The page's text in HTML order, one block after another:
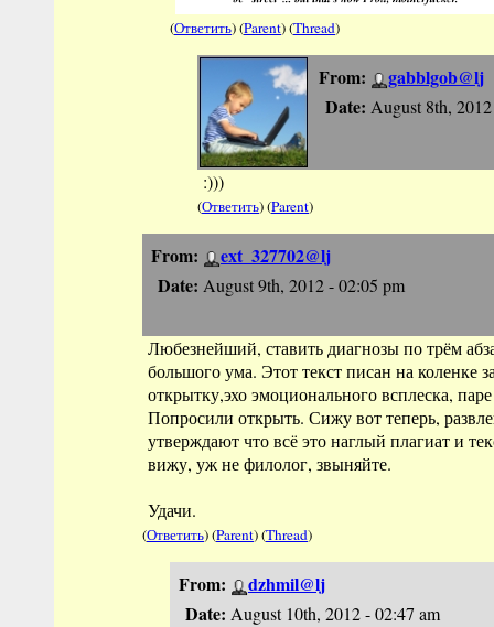
(Ответить) (Parent) (Thread)
From:
gabblgob@lj
Date: August 8th,
:)))
(Ответить) (Parent)
From:
ext_327702@lj
Date: August 9th, 2012 - 02:05 pm
Любезнейший, ставить диагнозы по трём
большого ума. Этот текст писан на коленке
открытку,эхо эмоционального всплеска,
Попросили открыть. Сижу вот теперь,
утверждают что всё это наглый плагиат и
вижу, уж не филолог, звыняйте.
Удачи.
(Ответить) (Parent) (Thread)
From:
dzhmil@lj
Date: August 10th, 2012 - 02:47 am